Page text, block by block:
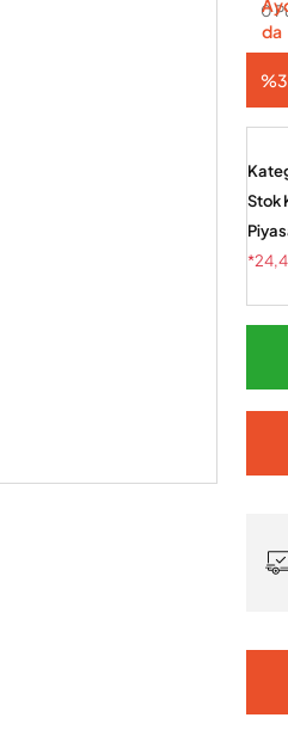
0
Stok